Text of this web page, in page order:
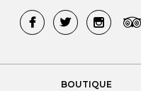
TEXTILE TRANSPORT
BOUTIQUE